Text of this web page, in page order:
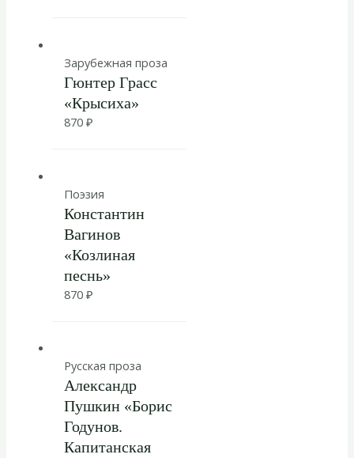
Зарубежная проза
Гюнтер Грасс
«Крысиха»
870 ₽
Поэзия
Константин
Вагинов
«Козлиная
песнь»
870 ₽
Русская проза
Александр
Пушкин «Борис
Годунов.
Капитанская